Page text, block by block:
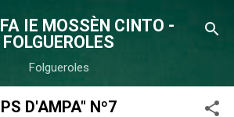
al contingut principal
IE MOSSÈN CINTO -
FOLGUEROLES
Folgueroles
D'AMPA" Nº7